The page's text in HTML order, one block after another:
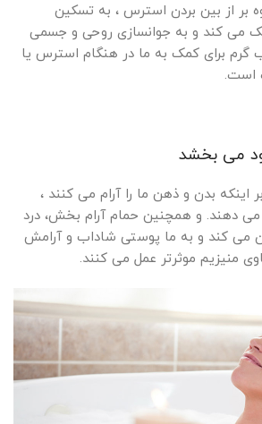
بر از بین بردن استرس ، به تسکین
می کند و به جوانسازی روحی و جسمی
برای کمک به ما در هنگام استرس یا
است.
می بخشد
اینکه بدن و ذهن ما را آرام می کنند ،
دهند. و همچنین حمام آرام بخش، درد
می کند و به ما پوستی شاداب و آرامش
منیزیم موثرتر عمل می کنند.